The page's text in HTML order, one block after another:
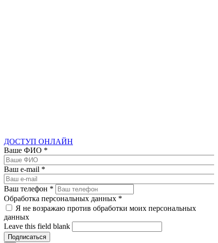
ДОСТУП ОНЛАЙН
Ваше ФИО *
Ваш e-mail *
Ваш телефон *
Обработка персональных данных *
Я не возражаю против обработки моих персональных
данных
Leave this field blank